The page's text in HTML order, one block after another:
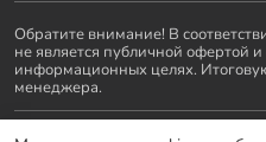
Обратите внимание! В
не является публичной офертой
информационных целях.
менеджера.
Остальные проекты KZS GROUP